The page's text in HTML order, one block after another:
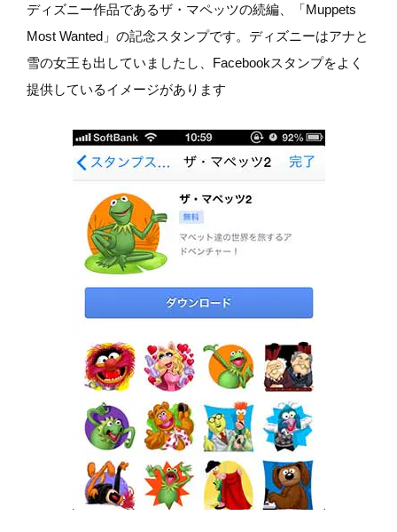
ディズニー作品であるザ・マペッツの続編、「Muppets
Most Wanted」の記念スタンプです。ディズニーはアナと
雪の女王も出していましたし、Facebookスタンプをよく
提供しているイメージがあります